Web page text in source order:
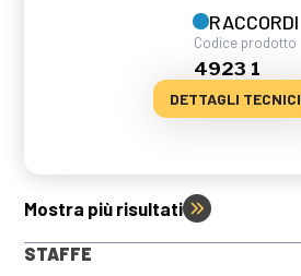
RACCORDI
Codice prodotto
4923 1
DETTAGLI TECNICI
Mostra più risultati
STAFFE